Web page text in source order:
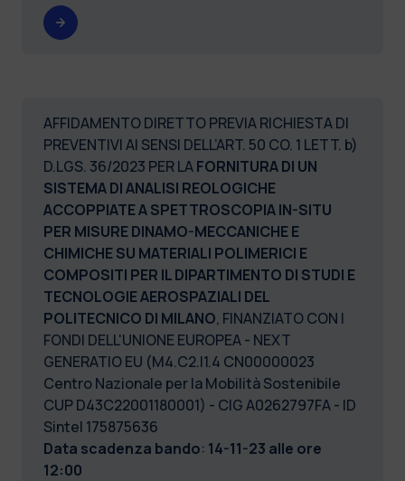
AFFIDAMENTO DIRETTO PREVIA RICHIESTA DI
PREVENTIVI AI SENSI DELL’ART. 50 CO. 1 LETT. b)
D.LGS. 36/2023 PER LAFORNITURA DI UN
SISTEMA DI ANALISI REOLOGICHE
ACCOPPIATE A SPETTROSCOPIA IN-SITU
PER MISURE DINAMO-MECCANICHE E
CHIMICHE SU MATERIALI POLIMERICI E
COMPOSITI PER IL DIPARTIMENTO DI STUDI E
TECNOLOGIE AEROSPAZIALI DEL
POLITECNICO DI MILANO, FINANZIATO CON I
FONDI DELL'UNIONE EUROPEA - NEXT
GENERATIO EU (M4.C2.I1.4 CN00000023
Centro Nazionale per la Mobilità Sostenibile
CUP D43C22001180001) - CIG A0262797FA - ID
Sintel 175875636
Data scadenza bando: 14-11-23 alle ore
12:00